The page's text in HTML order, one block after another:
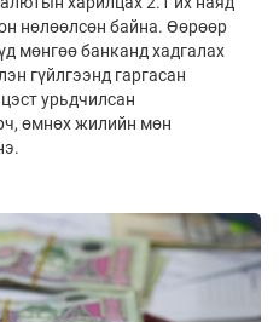
нөлөөлсөн байна. Өөрөөр
мөнгөө банканд хадгалах
гүйлгээнд гаргасан
урьдчилсан
өмнөх жилийн мөн